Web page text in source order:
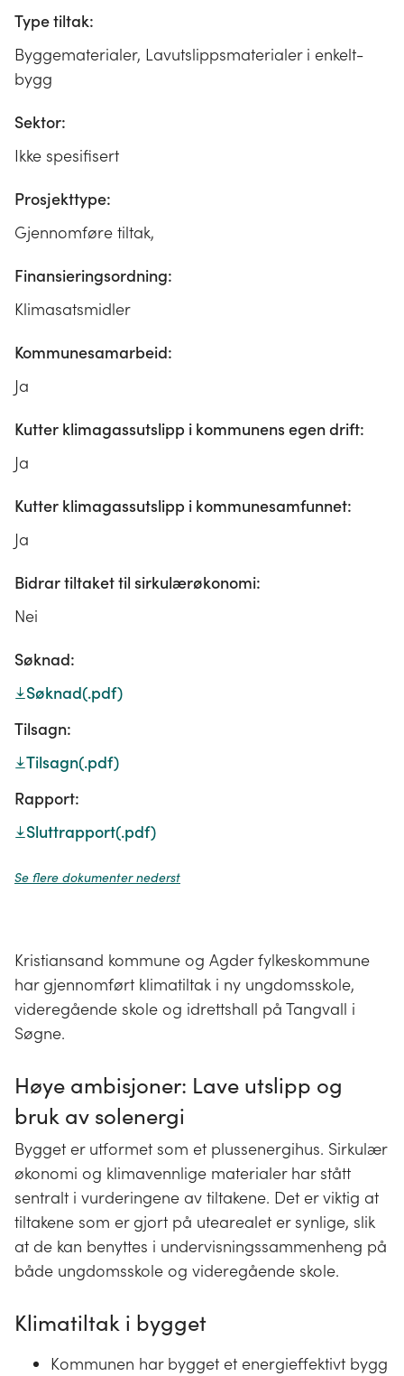
Type tiltak:
Byggematerialer, Lavutslippsmaterialer i enkelt-
bygg
Sektor:
Ikke spesifisert
Prosjekttype:
Gjennomføre tiltak,
Finansieringsordning:
Klimasatsmidler
Kommunesamarbeid:
Ja
Kutter klimagassutslipp i kommunens egen drift:
Ja
Kutter klimagassutslipp i kommunesamfunnet:
Ja
Bidrar tiltaket til sirkulærøkonomi:
Nei
Søknad:
Søknad(.pdf)
Tilsagn:
Tilsagn(.pdf)
Rapport:
Sluttrapport(.pdf)
Se flere dokumenter nederst
Kristiansand kommune og Agder fylkeskommune
har gjennomført klimatiltak i ny ungdomsskole,
videregående skole og idrettshall på Tangvall i
Søgne.
Høye ambisjoner: Lave utslipp og
bruk av solenergi
Bygget er utformet som et plussenergihus. Sirkulær
økonomi og klimavennlige materialer har stått
sentralt i vurderingene av tiltakene. Det er viktig at
tiltakene som er gjort på utearealet er synlige, slik
at de kan benyttes i undervisningssammenheng på
både ungdomsskole og videregående skole.
Klimatiltak i bygget
Kommunen har bygget et energieffektivt bygg